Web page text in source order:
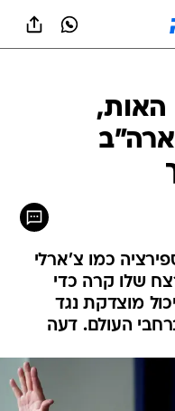
האות,
כמו צ'ארלי
שלו קרה כדי
מוצדקת נגד